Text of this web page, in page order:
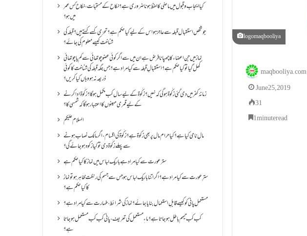
logomaqbooliya
maqbooliya.com
June 25, 2019
31
1 minute read
کیا ایجاب و قبول میں ماضی کا لفظ ہونا ضروری ہے؟ نکاح کے مستحبات، نکاح کس عمر
میں ہو؟
جو شخص استقبال قبلہ سے عاجز ہو اس کے لیے کیا حکم ہے؟ تحرّی کسے کہتے ہیں؟ قبلہ کی
شناخت کیسے معلوم کی جائے؟
نماز میں جن اعضاء کا چھپانا فرض ہے ان میں سے اگر کوئی عضو چوتھائی سے کم یا چوتھائی
کھل گیا تو کیا حکم ہے؟استقبالِ قبلہ سے کیا مراد ہے؟جس جگہ قبلہ کی شناخت کا کوئی
ذریعہ نہ ہو وہاں کیا کریں؟
زمانۂ کفر میں دی گئی زکٰوۃ ہو گی کہ نہیں؟زکٰوۃ کے لیے سال کب مکمل ہو گا؟زکٰوۃ ادا کرنے
کے لیے قمری مہینوں کا اعتبار ہو گا کہ شمسی کا؟
السلام علیکم
مالِ نامی کیا ہے؟ کیا حرام مال پر بھی زکوۃ ہے؟ زکٰوۃ کی اقسام ،اگر مالک نصاب ہونے
سے پہلے زکٰوۃ دی تو کیا زکوه ہو جائےگی؟
ستر عورت سے کیا مراد ہے باریک لباس میں نماز کا کیا حکم ہے
سترِ عورت سے کیا مراد ہے؟اگر اتنا باریک لباس ہو جس سے جسم کی رنگت ظاہر ہو تو نماز
کا کیا حکم ہے؟
مستعمل پانی کو کیسے قابلِ استعمال بنایا جائے؟ نماز کی شرائط ،طہارت سے کیا مراد ہے؟
کب کب تیمم باطل ہو جاتا ہے؟ ماءِ مستعمل کی تعریف ،پانی کب کب مستعمل ہو جاتا
ہے؟